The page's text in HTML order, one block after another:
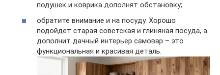
подушек и коврика дополнят обстановку;
обратите внимание и на посуду. Хорошо
подойдет старая советская и глиняная посуда, а
дополнит дачный интерьер самовар – это
функциональная и красивая деталь.